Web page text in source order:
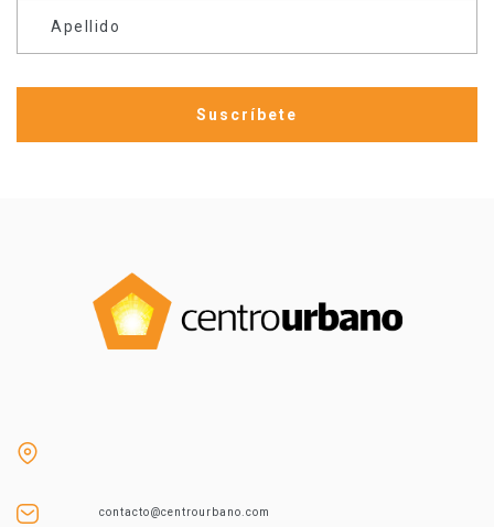
Apellido
contacto@centrourbano.com